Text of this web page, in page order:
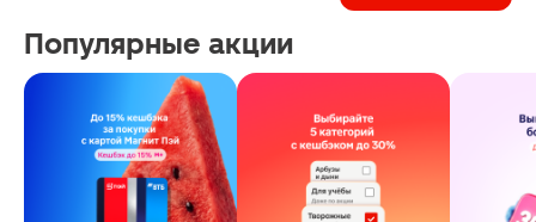
Популярные акции